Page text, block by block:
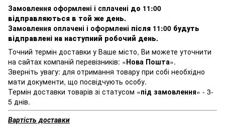
Замовлення оформлені і сплачені до 11:00
відправляються в той же день.
Замовлення оплачені і оформлені після 11:00 будуть
відправлені на наступний робочий день.
Точний термін доставки у Ваше місто, Ви можете уточнити
на сайтах компаній перевізників: «Нова Пошта».
Зверніть увагу: для отримання товару при собі необхідно
мати документи, що посвідчують особу.
Термін доставки товарів зі статусом «під замовлення» - 3-
5 днів.
Вартість доставки